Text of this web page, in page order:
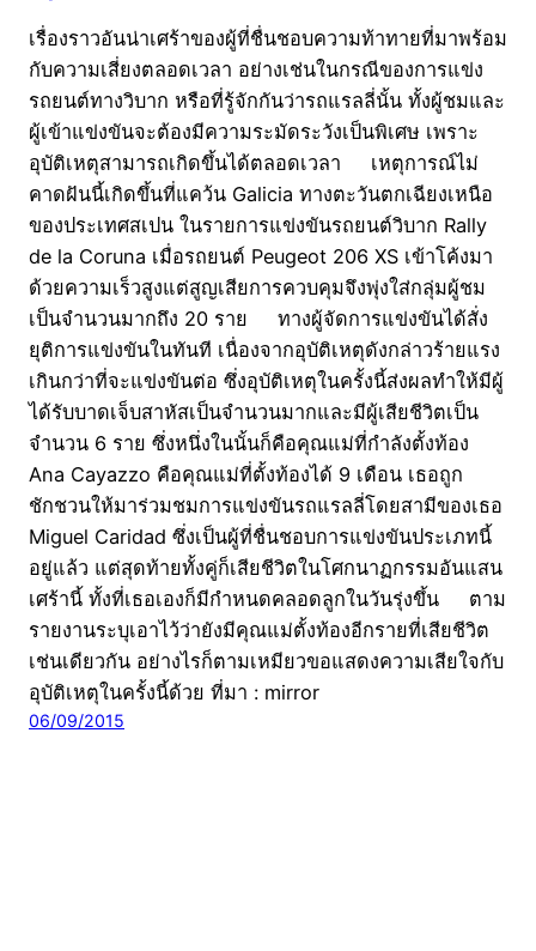
เรื่องราวอันน่าเศร้าของผู้ที่ชื่นชอบความท้าทายที่มาพร้อม
กับความเสี่ยงตลอดเวลา อย่างเช่นในกรณีของการแข่ง
รถยนต์ทางวิบาก หรือที่รู้จักกันว่ารถแรลลี่นั้น ทั้งผู้ชมและ
ผู้เข้าแข่งขันจะต้องมีความระมัดระวังเป็นพิเศษ เพราะ
อุบัติเหตุสามารถเกิดขึ้นได้ตลอดเวลา เหตุการณ์ไม่
คาดฝันนี้เกิดขึ้นที่แคว้น Galicia ทางตะวันตกเฉียงเหนือ
ของประเทศสเปน ในรายการแข่งขันรถยนต์วิบาก Rally
de la Coruna เมื่อรถยนต์ Peugeot 206 XS เข้าโค้งมา
ด้วยความเร็วสูงแต่สูญเสียการควบคุมจึงพุ่งใส่กลุ่มผู้ชม
เป็นจำนวนมากถึง 20 ราย ทางผู้จัดการแข่งขันได้สั่ง
ยุติการแข่งขันในทันที เนื่องจากอุบัติเหตุดังกล่าวร้ายแรง
เกินกว่าที่จะแข่งขันต่อ ซึ่งอุบัติเหตุในครั้งนี้ส่งผลทำให้มีผู้
ได้รับบาดเจ็บสาหัสเป็นจำนวนมากและมีผู้เสียชีวิตเป็น
จำนวน 6 ราย ซึ่งหนึ่งในนั้นก็คือคุณแม่ที่กำลังตั้งท้อง
Ana Cayazzo คือคุณแม่ที่ตั้งท้องได้ 9 เดือน เธอถูก
ชักชวนให้มาร่วมชมการแข่งขันรถแรลลี่โดยสามีของเธอ
Miguel Caridad ซึ่งเป็นผู้ที่ชื่นชอบการแข่งขันประเภทนี้
อยู่แล้ว แต่สุดท้ายทั้งคู่ก็เสียชีวิตในโศกนาฏกรรมอันแสน
เศร้านี้ ทั้งที่เธอเองก็มีกำหนดคลอดลูกในวันรุ่งขึ้น ตาม
รายงานระบุเอาไว้ว่ายังมีคุณแม่ตั้งท้องอีกรายที่เสียชีวิต
เช่นเดียวกัน อย่างไรก็ตามเหมียวขอแสดงความเสียใจกับ
อุบัติเหตุในครั้งนี้ด้วย ที่มา : mirror
06/09/2015